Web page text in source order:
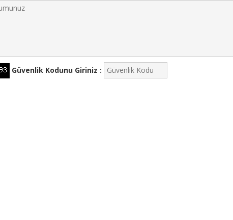
Güvenlik Kodunu Giriniz :